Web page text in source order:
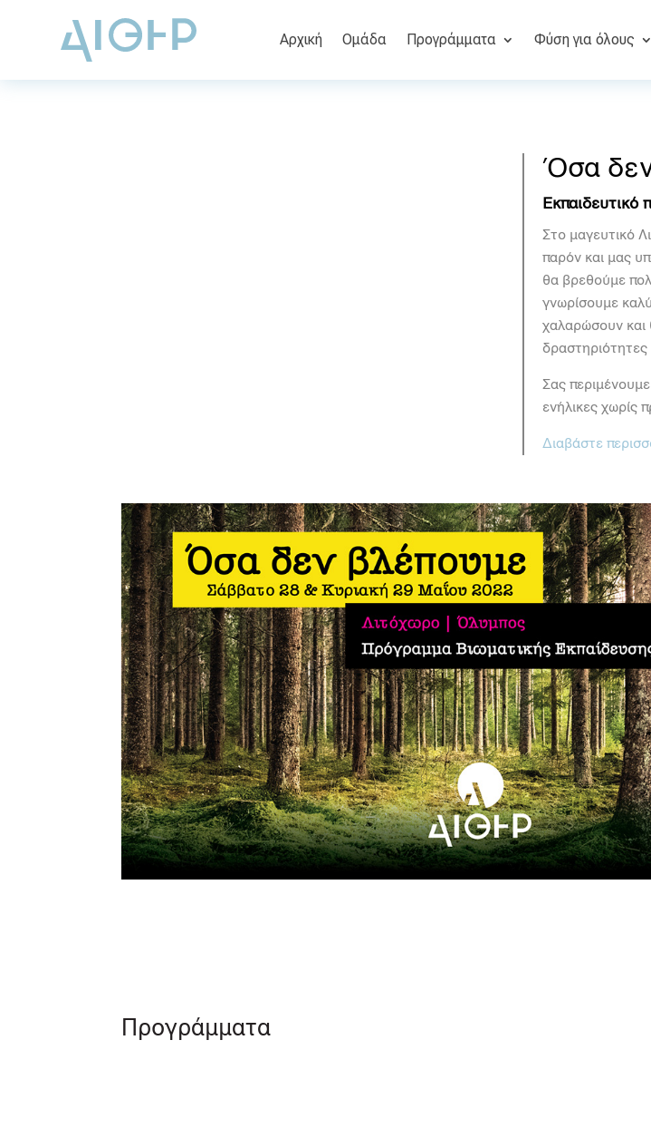
Αρχική Ομάδα Προγράμματα Φύση για όλους
Όσα
Εκπαιδευτικό
Στο μαγευτικό
παρόν και μας
θα βρεθούμε
γνωρίσουμε
χαλαρώσουν και
δραστηριότητες
Σας
ενήλικες χωρίς
Διαβάστε
Προγράμματα